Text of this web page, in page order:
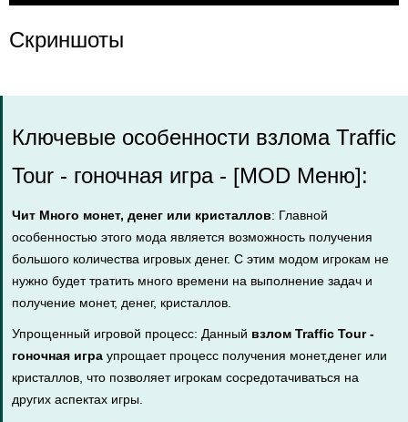
Скриншоты
Ключевые особенности взлома Traffic
Tour - гоночная игра - [MOD Меню]:
Чит Много монет, денег или кристаллов: Главной
особенностью этого мода является возможность получения
большого количества игровых денег. С этим модом игрокам не
нужно будет тратить много времени на выполнение задач и
получение монет, денег, кристаллов.
Упрощенный игровой процесс: Данный взлом Traffic Tour -
гоночная игра упрощает процесс получения монет,денег или
кристаллов, что позволяет игрокам сосредотачиваться на
других аспектах игры.